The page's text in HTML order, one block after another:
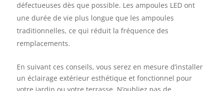
défectueuses dès que possible. Les ampoules LED ont
une durée de vie plus longue que les ampoules
traditionnelles, ce qui réduit la fréquence des
remplacements.
En suivant ces conseils, vous serez en mesure d’installer
un éclairage extérieur esthétique et fonctionnel pour